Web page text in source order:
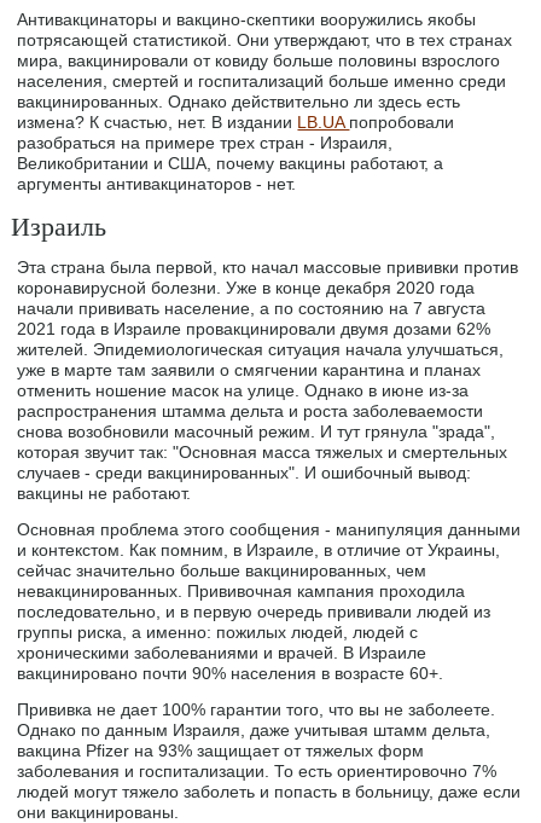
Антивакцинаторы и вакцино-скептики вооружились якобы
потрясающей статистикой. Они утверждают, что в тех странах
мира, вакцинировали от ковиду больше половины взрослого
населения, смертей и госпитализаций больше именно среди
вакцинированных. Однако действительно ли здесь есть
измена? К счастью, нет. В издании LB.UA попробовали
разобраться на примере трех стран - Израиля,
Великобритании и США, почему вакцины работают, а
аргументы антивакцинаторов - нет.
Израиль
Эта страна была первой, кто начал массовые прививки против
коронавирусной болезни. Уже в конце декабря 2020 года
начали прививать население, а по состоянию на 7 августа
2021 года в Израиле провакцинировали двумя дозами 62%
жителей. Эпидемиологическая ситуация начала улучшаться,
уже в марте там заявили о смягчении карантина и планах
отменить ношение масок на улице. Однако в июне из-за
распространения штамма дельта и роста заболеваемости
снова возобновили масочный режим. И тут грянула "зрада",
которая звучит так: "Основная масса тяжелых и смертельных
случаев - среди вакцинированных". И ошибочный вывод:
вакцины не работают.
Основная проблема этого сообщения - манипуляция данными
и контекстом. Как помним, в Израиле, в отличие от Украины,
сейчас значительно больше вакцинированных, чем
невакцинированных. Прививочная кампания проходила
последовательно, и в первую очередь прививали людей из
группы риска, а именно: пожилых людей, людей с
хроническими заболеваниями и врачей. В Израиле
вакцинировано почти 90% населения в возрасте 60+.
Прививка не дает 100% гарантии того, что вы не заболеете.
Однако по данным Израиля, даже учитывая штамм дельта,
вакцина Pfizer на 93% защищает от тяжелых форм
заболевания и госпитализации. То есть ориентировочно 7%
людей могут тяжело заболеть и попасть в больницу, даже если
они вакцинированы.